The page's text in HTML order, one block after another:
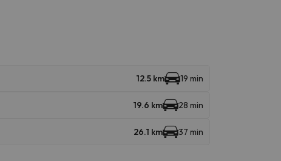
12.5 km 19 min
19.6 km 28 min
26.1 km 37 min